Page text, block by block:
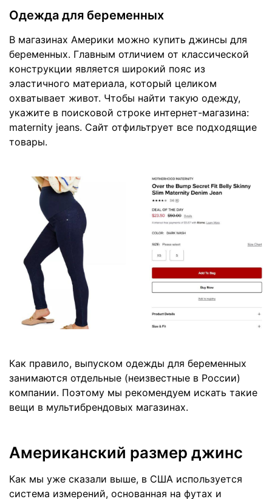
Одежда для беременных
В магазинах Америки можно купить джинсы для
беременных. Главным отличием от классической
конструкции является широкий пояс из
эластичного материала, который целиком
охватывает живот. Чтобы найти такую одежду,
укажите в поисковой строке интернет-магазина:
maternity jeans. Сайт отфильтрует все подходящие
товары.
Как правило, выпуском одежды для беременных
занимаются отдельные (неизвестные в России)
компании. Поэтому мы рекомендуем искать такие
вещи в мультибрендовых магазинах.
Американский размер джинс
Как мы уже сказали выше, в США используется
система измерений, основанная на футах и